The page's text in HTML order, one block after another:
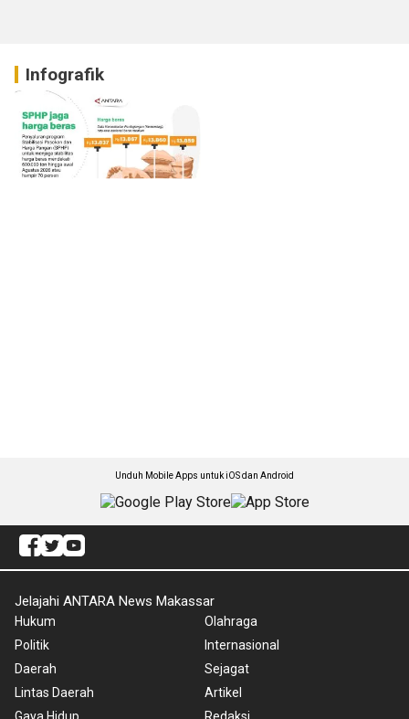
Infografik
Unduh Mobile Apps untuk iOS dan Android
Jelajahi ANTARA News Makassar
Hukum
Politik
Daerah
Lintas Daerah
Olahraga
Internasional
Sejagat
Artikel